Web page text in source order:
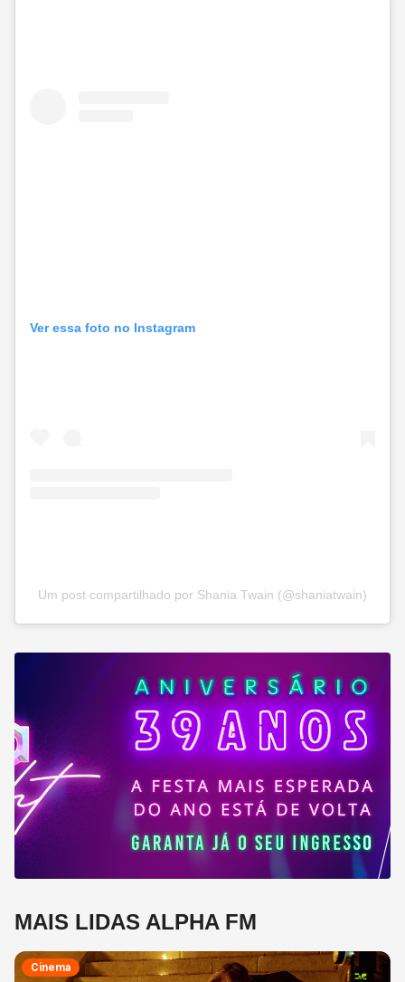
Ver essa foto no Instagram
Um post compartilhado por Shania Twain (@shaniatwain)
MAIS LIDAS ALPHA FM
Cinema